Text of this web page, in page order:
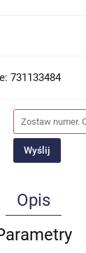
731133484
Wyślij
Opis